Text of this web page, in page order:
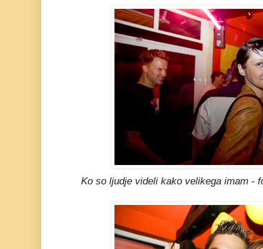
Ko so ljudje videli kako velikega imam -